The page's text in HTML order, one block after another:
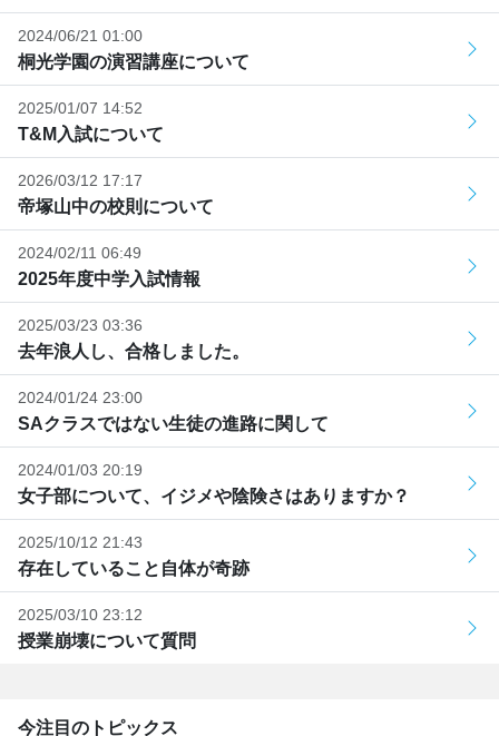
2024/06/21 01:00
桐光学園の演習講座について
2025/01/07 14:52
T&M入試について
2026/03/12 17:17
帝塚山中の校則について
2024/02/11 06:49
2025年度中学入試情報
2025/03/23 03:36
去年浪人し、合格しました。
2024/01/24 23:00
SAクラスではない生徒の進路に関して
2024/01/03 20:19
女子部について、イジメや陰険さはありますか？
2025/10/12 21:43
存在していること自体が奇跡
2025/03/10 23:12
授業崩壊について質問
今注目のトピックス